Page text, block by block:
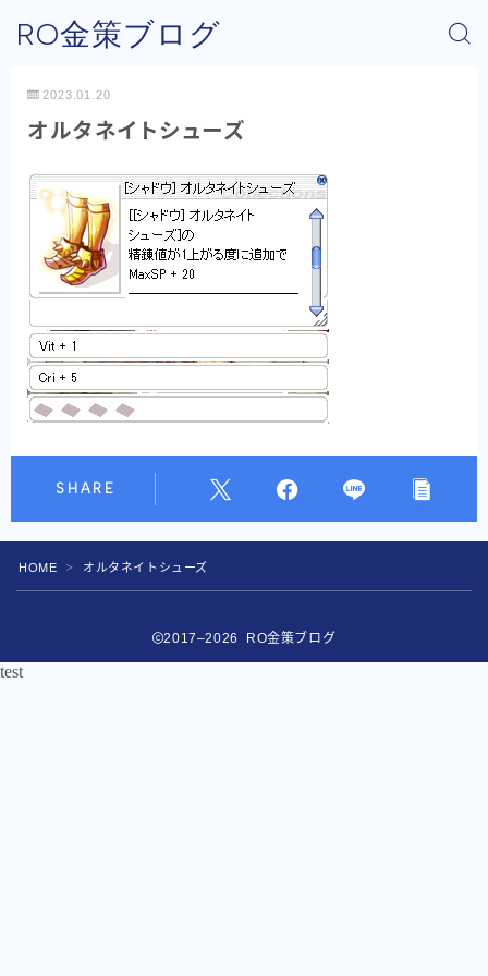
RO金策ブログ
2023.01.20
オルタネイトシューズ
SHARE
HOME ＞ オルタネイトシューズ
2017–2026 RO金策ブログ
test